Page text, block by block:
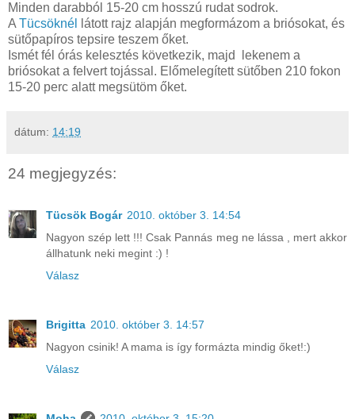
Minden darabból 15-20 cm hosszú rudat sodrok.
A Tücsöknél
látott rajz alapján megformázom a briósokat, és
sütőpapíros tepsire teszem őket.
Ismét fél órás kelesztés következik, majd lekenem a
briósokat a felvert tojással. Előmelegített sütőben 210 fokon
15-20 perc alatt megsütöm őket.
dátum: 14:19
24 megjegyzés:
Tücsök Bogár 2010. október 3. 14:54
Nagyon szép lett !!! Csak Pannás meg ne lássa , mert akkor
állhatunk neki megint :) !
Válasz
Brigitta 2010. október 3. 14:57
Nagyon csinik! A mama is így formázta mindig őket!:)
Válasz